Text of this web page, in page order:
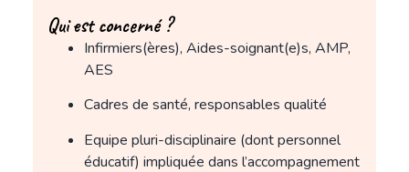
Qui est concerné ?
Infirmiers(ères), Aides-soignant(e)s, AMP,
AES
Cadres de santé, responsables qualité
Equipe pluri-disciplinaire (dont personnel
éducatif) impliquée dans l’accompagnement